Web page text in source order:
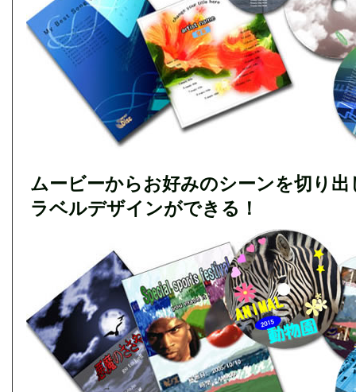
ムービーからお好みのシーンを切り
ラベルデザインができる！